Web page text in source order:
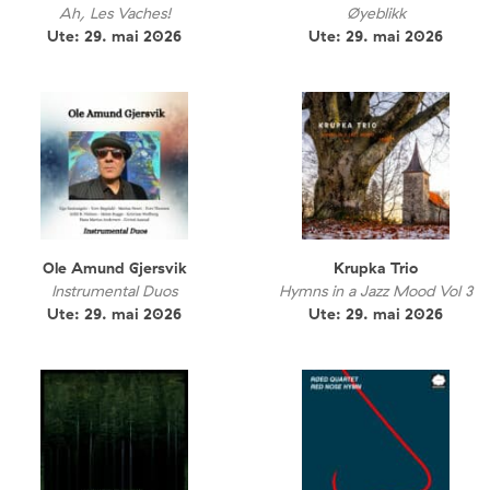
Ah, Les Vaches!
Ute: 29. mai 2026
Øyeblikk
Ute: 29. mai 2026
Ole Amund Gjersvik
Instrumental Duos
Ute: 29. mai 2026
Krupka Trio
Hymns in a Jazz Mood Vol 3
Ute: 29. mai 2026